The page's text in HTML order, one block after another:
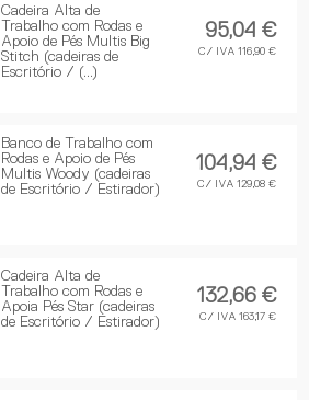
Cadeira Alta de
Trabalho com Rodas e
Apoio de Pés Multis Big
Stitch (cadeiras de
Escritório / (...)
95,04 €
C/ IVA 116,90 €
Banco de Trabalho com
Rodas e Apoio de Pés
Multis Woody (cadeiras
de Escritório / Estirador)
104,94 €
C/ IVA 129,08 €
Cadeira Alta de
Trabalho com Rodas e
Apoia Pés Star (cadeiras
de Escritório / Estirador)
132,66 €
C/ IVA 163,17 €